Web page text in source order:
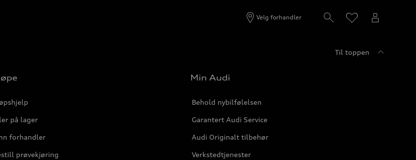
Velg forhandler
Til toppen
på lager
forhandler
prøvekjøring
Min Audi
Behold nybilfølelsen
Garantert Audi Service
Audi Originalt tilbehør
Verkstedtjenester